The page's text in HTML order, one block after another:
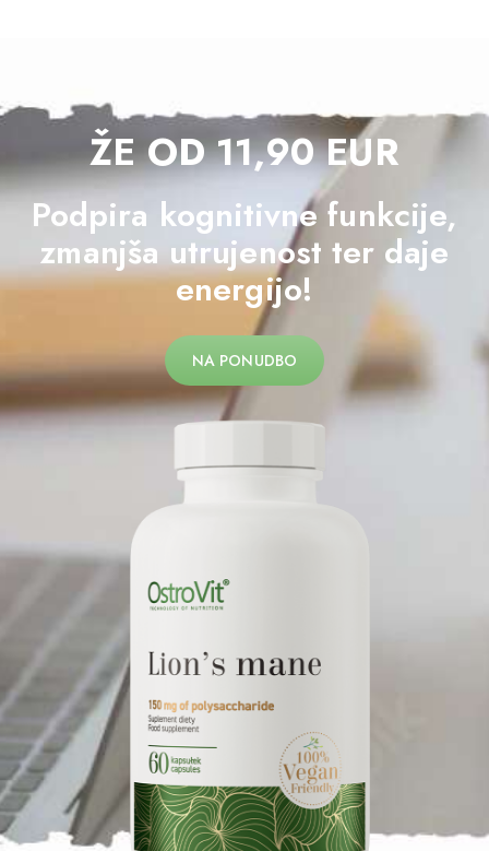
ŽE OD 11,90 EUR
Podpira kognitivne funkcije,
zmanjša utrujenost ter daje
energijo!
NA PONUDBO